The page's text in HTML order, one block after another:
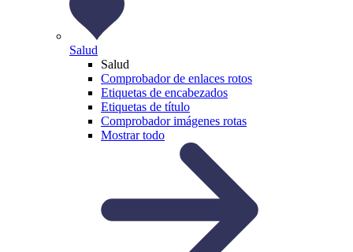
Salud
Salud
Comprobador de enlaces rotos
Etiquetas de encabezados
Etiquetas de título
Comprobador imágenes rotas
Mostrar todo